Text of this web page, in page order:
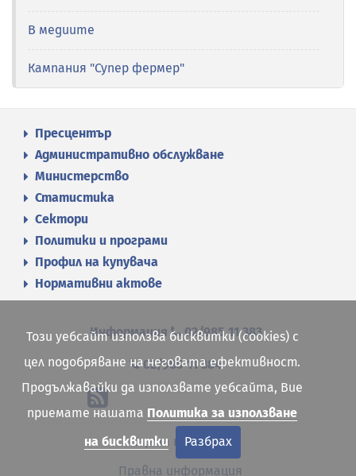
В медиите
Кампания "Супер фермер"
Пресцентър
Административно обслужване
Министерство
Статистика
Сектори
Политики и програми
Профил на купувача
Нормативни актове
Информация 02/985 11 383
02/985 11 384
Карта на сайта
Правна информация
Този уебсайт използва бисквитки (cookies) с
цел подобряване на неговата ефективност.
Продължавайки да използвате уебсайта, Вие
приемате нашата Политика за използване
на бисквитки
Разбрах